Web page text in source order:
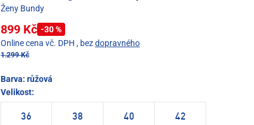
Ženy Bundy
899 Kč -30 %
Online cena vč. DPH , bezdopravného
1.299 Kč
Barva: růžová
Velikost:
36 38 40 42